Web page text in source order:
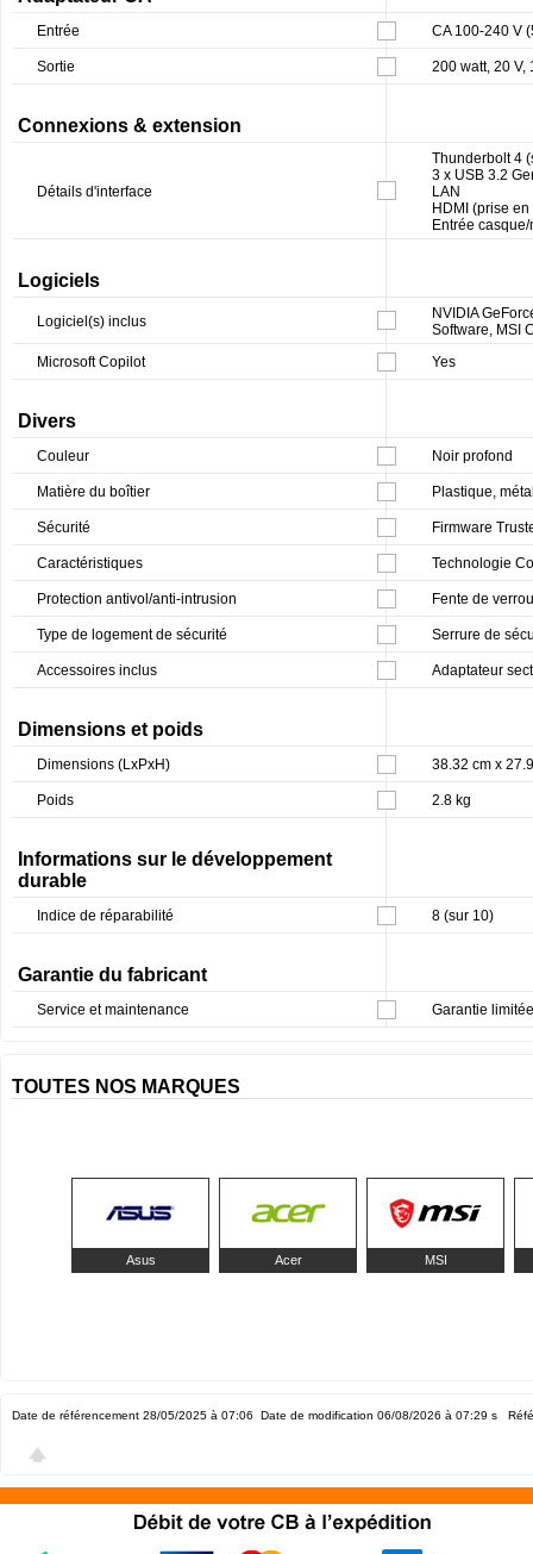
Entrée CA 100-240 V
Sortie 200 watt, 20 V,
Connexions & extension
Détails d'interface
Thunderbolt 4
3 x USB 3.2
LAN
HDMI (prise
Entrée
Logiciels
Logiciel(s) inclus
NVIDIA
Software, MSI
Microsoft Copilot
Yes
Divers
Couleur Noir profond
Matière du boîtier Plastique,
Sécurité Firmware
Caractéristiques Technologie
Protection antivol/anti-intrusion Fente de
Type de logement de sécurité Serrure de
Accessoires inclus Adaptateur
Dimensions et poids
Dimensions (LxPxH) 38.32 cm x
Poids 2.8 kg
Informations sur le développement
durable
Indice de réparabilité 8 (sur 10)
Garantie du fabricant
Service et maintenance Garantie
TOUTES NOS MARQUES
Asus Acer MSI
Date de référencement 28/05/2025 à 07:06 Date de modification 06/08/2026 à 07:29 s